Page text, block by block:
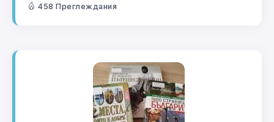
458 Преглеждания